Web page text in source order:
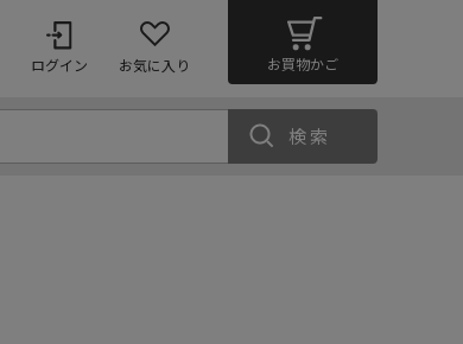
ログイン お気に入り お買物かご
検索